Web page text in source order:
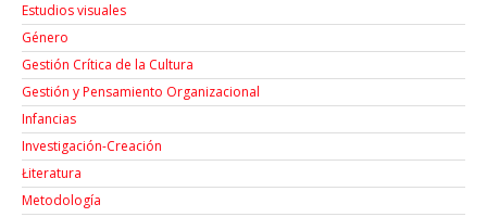
Estudios visuales
Género
Gestión Crítica de la Cultura
Gestión y Pensamiento Organizacional
Infancias
Investigación-Creación
Łiteratura
Metodología